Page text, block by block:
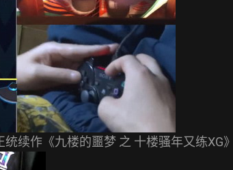
续作《九楼的噩梦 之 十楼骚年又练XG》